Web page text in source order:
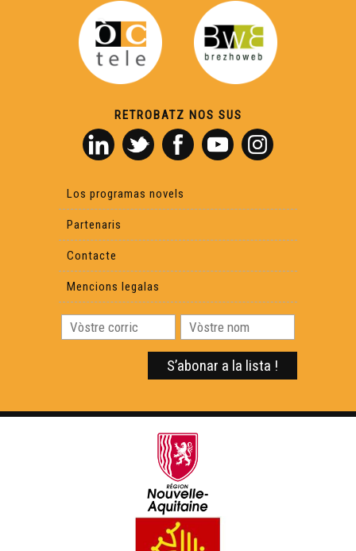
RETROBATZ NOS SUS
Los programas novels
Partenaris
Contacte
Mencions legalas